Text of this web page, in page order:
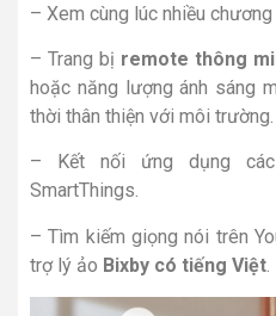
– Xem cùng lúc nhiều
– Trang bị remote thông
hoặc năng lượng ánh sáng
thời thân thiện với môi trường.
– Kết nối ứng dụng
SmartThings.
– Tìm kiếm giọng nói trên
trợ lý ảo Bixby có tiếng Việt